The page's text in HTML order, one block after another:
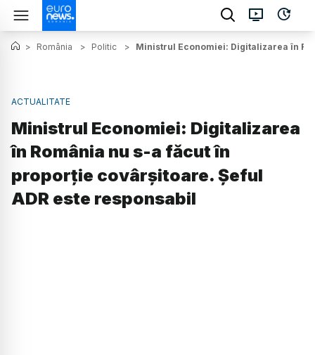
> România > Politic > Ministrul Economiei: Digitalizarea în
ACTUALITATE
Ministrul Economiei: Digitalizarea
în România nu s-a făcut în
proporție covârșitoare. Șeful
ADR este responsabil